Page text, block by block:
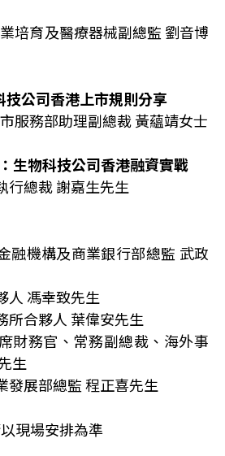
培育及醫療器械副總監 劉音博
公司香港上市規則分享
服務部助理副總裁 黃蘊靖女士
生物科技公司香港融資實戰
行總裁 謝嘉生先生
融機構及商業銀行部總監 武政
人 馮幸致先生
所合夥人 葉偉安先生
財務官、常務副總裁、海外事
生
發展部總監 程正喜先生
現場安排為準